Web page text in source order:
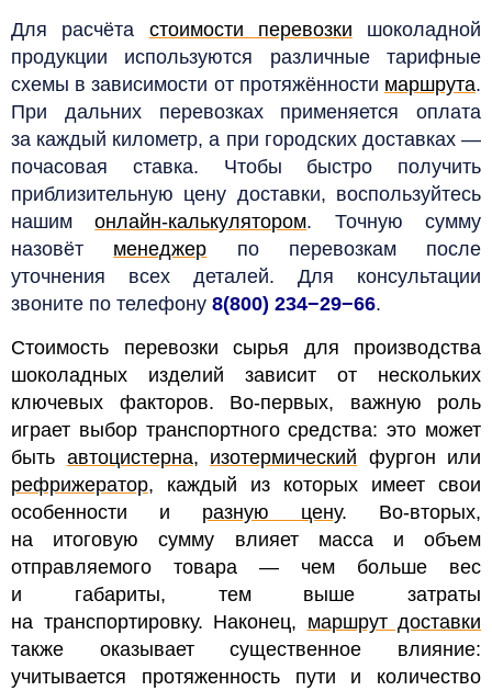
Для расчёта стоимости перевозки шоколадной
продукции используются различные тарифные
схемы в зависимости от протяжённости маршрута.
При дальних перевозках применяется оплата
за каждый километр, а при городских доставках —
почасовая ставка. Чтобы быстро получить
приблизительную цену доставки, воспользуйтесь
нашимонлайн-калькулятором. Точную сумму
назовёт менеджер по перевозкам после
уточнения всех деталей. Для консультации
звоните по телефону 8(800) 234−29−66.
Стоимость перевозки сырья для производства
шоколадных изделий зависит от нескольких
ключевых факторов. Во-первых, важную роль
играет выбор транспортного средства: это может
быть автоцистерна, изотермический фургон или
рефрижератор, каждый из которых имеет свои
особенности и разную цену. Во-вторых,
на итоговую сумму влияет масса и объем
отправляемого товара — чем больше вес
и габариты, тем выше затраты
на транспортировку. Наконец, маршрут доставки
также оказывает существенное влияние:
учитывается протяженность пути и количество